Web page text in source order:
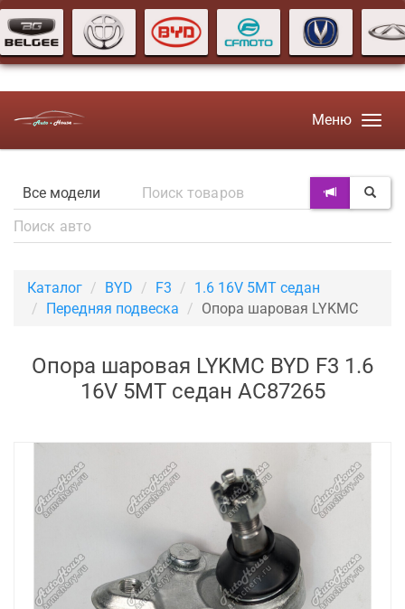
Меню
Каталог BYD F3
1.6 16V 5MT седан
Передняя подвеска
Опора шаровая LYKMC
Опора шаровая LYKMC BYD F3 1.6
16V 5MT седан AC87265